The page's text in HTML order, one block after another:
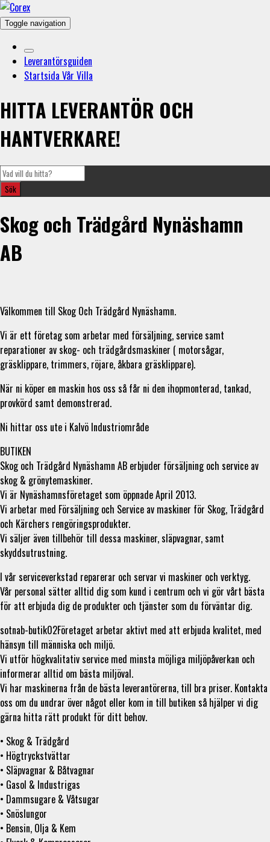
Toggle navigation
Leverantörsguiden
Startsida Vår Villa
HITTA LEVERANTÖR OCH
HANTVERKARE!
Skog och Trädgård Nynäshamn
AB
Välkommen till Skog Och Trädgård Nynäshamn.
Vi är ett företag som arbetar med försäljning, service samt
reparationer av skog- och trädgårdsmaskiner ( motorsågar,
gräsklippare, trimmers, röjare, åkbara gräsklippare).
När ni köper en maskin hos oss så får ni den ihopmonterad, tankad,
provkörd samt demonstrerad.
Ni hittar oss ute i Kalvö Industriområde
BUTIKEN
Skog och Trädgård Nynäshamn AB erbjuder försäljning och service av
skog & grönytemaskiner.
Vi är Nynäshamnsföretaget som öppnade April 2013.
Vi arbetar med Försäljning och Service av maskiner för Skog, Trädgård
och Kärchers rengöringsprodukter.
Vi säljer även tillbehör till dessa maskiner, släpvagnar, samt
skyddsutrustning.
I vår serviceverkstad reparerar och servar vi maskiner och verktyg.
Vår personal sätter alltid dig som kund i centrum och vi gör vårt bästa
för att erbjuda dig de produkter och tjänster som du förväntar dig.
sotnab-butik02Företaget arbetar aktivt med att erbjuda kvalitet, med
hänsyn till människa och miljö.
Vi utför högkvalitativ service med minsta möjliga miljöpåverkan och
informerar alltid om bästa miljöval.
Vi har maskinerna från de bästa leverantörerna, till bra priser. Kontakta
oss om du undrar över något eller kom in till butiken så hjälper vi dig
gärna hitta rätt produkt för ditt behov.
• Skog & Trädgård
• Högtryckstvättar
• Släpvagnar & Båtvagnar
• Gasol & Industrigas
• Dammsugare & Våtsugar
• Snöslungor
• Bensin, Olja & Kem